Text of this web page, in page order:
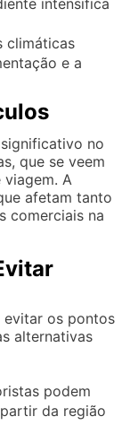
climáticas
e a
no
que se veem
A
afetam tanto
comerciais na
evitar os pontos
alternativas
podem
da região